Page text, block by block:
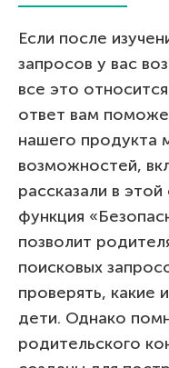
Если после
запросов у вас
все это
ответ вам
нашего продукта
возможностей,
рассказали в
функция
позволит
поисковых
проверять, какие
дети. Однако
родительского